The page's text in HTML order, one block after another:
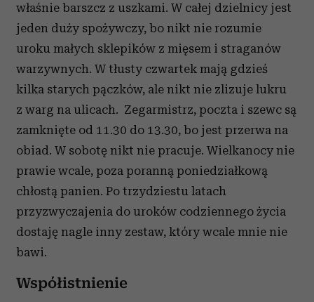
właśnie barszcz z uszkami. W całej dzielnicy jest
jeden duży spożywczy, bo nikt nie rozumie
uroku małych sklepików z mięsem i straganów
warzywnych. W tłusty czwartek mają gdzieś
kilka starych pączków, ale nikt nie zlizuje lukru
z warg na ulicach. Zegarmistrz, poczta i szewc są
zamknięte od 11.30 do 13.30, bo jest przerwa na
obiad. W sobotę nikt nie pracuje. Wielkanocy nie
prawie wcale, poza poranną poniedziałkową
chłostą panien. Po trzydziestu latach
przyzwyczajenia do uroków codziennego życia
dostaję nagle inny zestaw, który wcale mnie nie
bawi.
Współistnienie